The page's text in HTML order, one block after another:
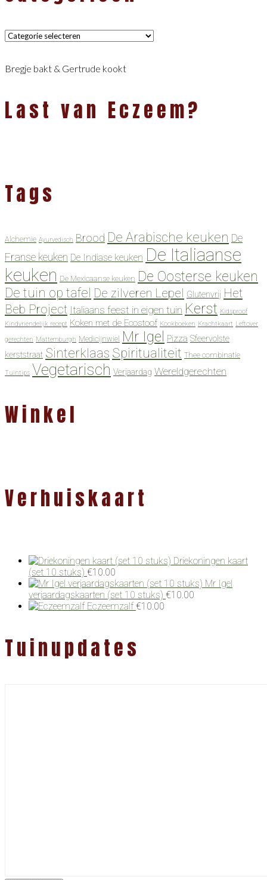
Categorieën
Bregje bakt & Gertrude kookt
Last van Eczeem?
Tags
Alchemie Ayurvedisch Brood De Arabische keuken De
Franse keuken De Indiase keuken De Italiaanse
keuken De Mexicaanse keuken De Oosterse keuken
De tuin op tafel De zilveren Lepel Glutenvrij Het
Beb Project Italiaans feest in eigen tuin Kerst Kidsproof
Kindvriendelijk recept Koken met de Ecostoof Kookboeken Krachtkaart Leftover
gerechten Mattemburgh Medicijnwiel Mr Igel Pizza Sfeervolste
kerststraat Sinterklaas Spiritualiteit Thee combinatie
Tuintips Vegetarisch Verjaardag Wereldgerechten
Winkel
Verhuiskaart
Driekoningen kaart
(set 10 stuks) €10.00
Mr Igel
verjaardagskaarten (set 10 stuks) €10.00
Eczeemzalf €10.00
Tuinupdates